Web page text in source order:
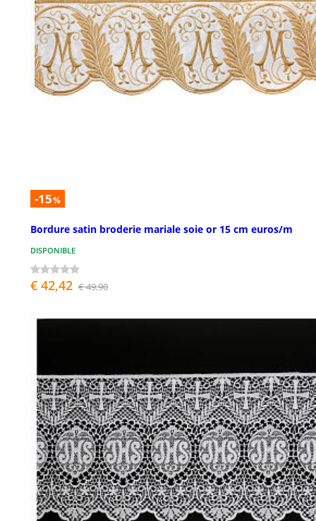
-15%
Bordure satin broderie mariale soie or 15 cm euros/m
DISPONIBLE
€ 42,42 € 49,90